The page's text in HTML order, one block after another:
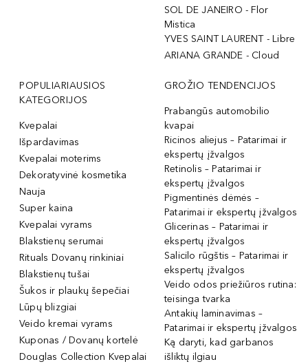
SOL DE JANEIRO - Flor
Mistica
YVES SAINT LAURENT - Libre
ARIANA GRANDE - Cloud
POPULIARIAUSIOS
KATEGORIJOS
Kvepalai
Išpardavimas
Kvepalai moterims
Dekoratyvinė kosmetika
Nauja
Super kaina
Kvepalai vyrams
Blakstienų serumai
Rituals Dovanų rinkiniai
Blakstienų tušai
Šukos ir plaukų šepečiai
Lūpų blizgiai
Veido kremai vyrams
Kuponas / Dovanų kortelė
Douglas Collection Kvepalai
GROŽIO TENDENCIJOS
Prabangūs automobilio
kvapai
Ricinos aliejus – Patarimai ir
ekspertų įžvalgos
Retinolis – Patarimai ir
ekspertų įžvalgos
Pigmentinės dėmės –
Patarimai ir ekspertų įžvalgos
Glicerinas – Patarimai ir
ekspertų įžvalgos
Salicilo rūgštis – Patarimai ir
ekspertų įžvalgos
Veido odos priežiūros rutina:
teisinga tvarka
Antakių laminavimas –
Patarimai ir ekspertų įžvalgos
Ką daryti, kad garbanos
išliktų ilgiau